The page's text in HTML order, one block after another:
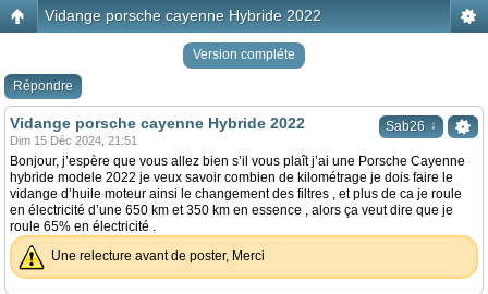
Vidange porsche cayenne Hybride 2022
Version compléte
Répondre
Sab26 ↓
Vidange porsche cayenne Hybride 2022
Dim 15 Déc 2024, 21:51
Bonjour, j’espère que vous allez bien s’il vous plaît j’ai une Porsche Cayenne
hybride modele 2022 je veux savoir combien de kilométrage je dois faire le
vidange d’huile moteur ainsi le changement des filtres , et plus de ca je roule
en électricité d’une 650 km et 350 km en essence , alors ça veut dire que je
roule 65% en électricité .
Une relecture avant de poster, Merci